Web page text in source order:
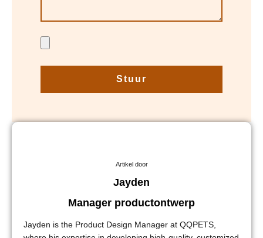
Stuur
Artikel door
Jayden
Manager productontwerp
Jayden is the Product Design Manager at QQPETS,